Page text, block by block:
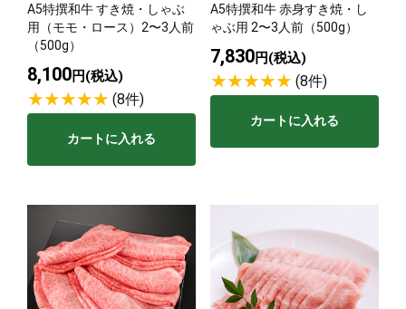
A5特撰和牛 すき焼・しゃぶ
用（モモ・ロース）2〜3人前
（500g）
8,100円(税込)
(8件)
カートに入れる
A5特撰和牛 赤身すき焼・し
ゃぶ用 2〜3人前（500g）
7,830円(税込)
(8件)
カートに入れる